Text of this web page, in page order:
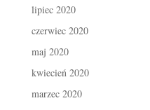
lipiec 2020
czerwiec 2020
maj 2020
kwiecień 2020
marzec 2020